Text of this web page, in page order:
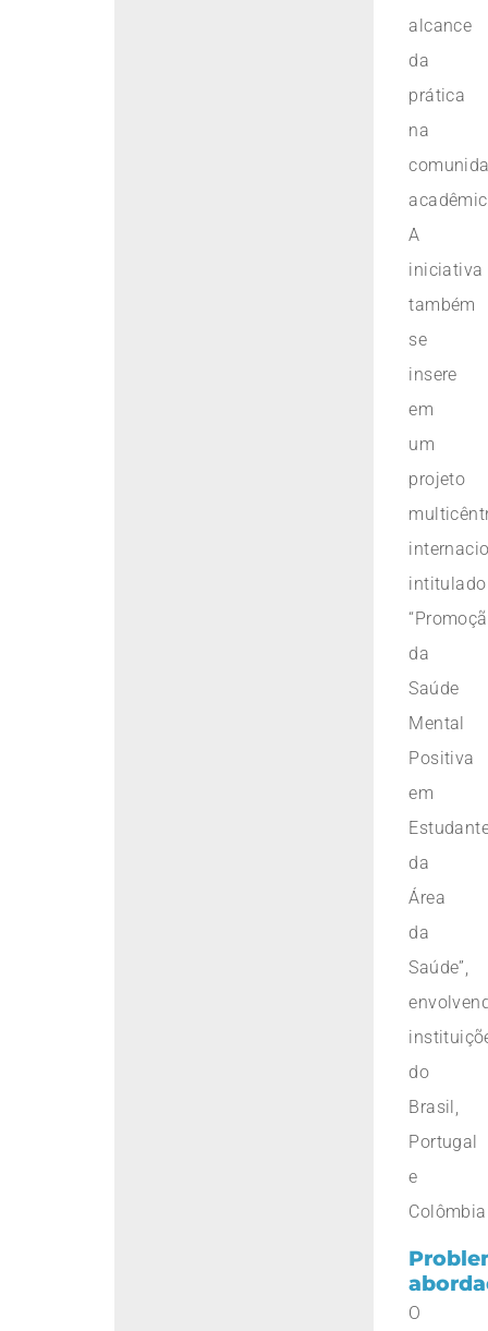
alcance
da
prática
na
A
iniciativa
também
se
insere
em
um
projeto
intitulado
da
Saúde
Mental
Positiva
em
da
Área
da
Saúde”,
do
Brasil,
Portugal
e
O